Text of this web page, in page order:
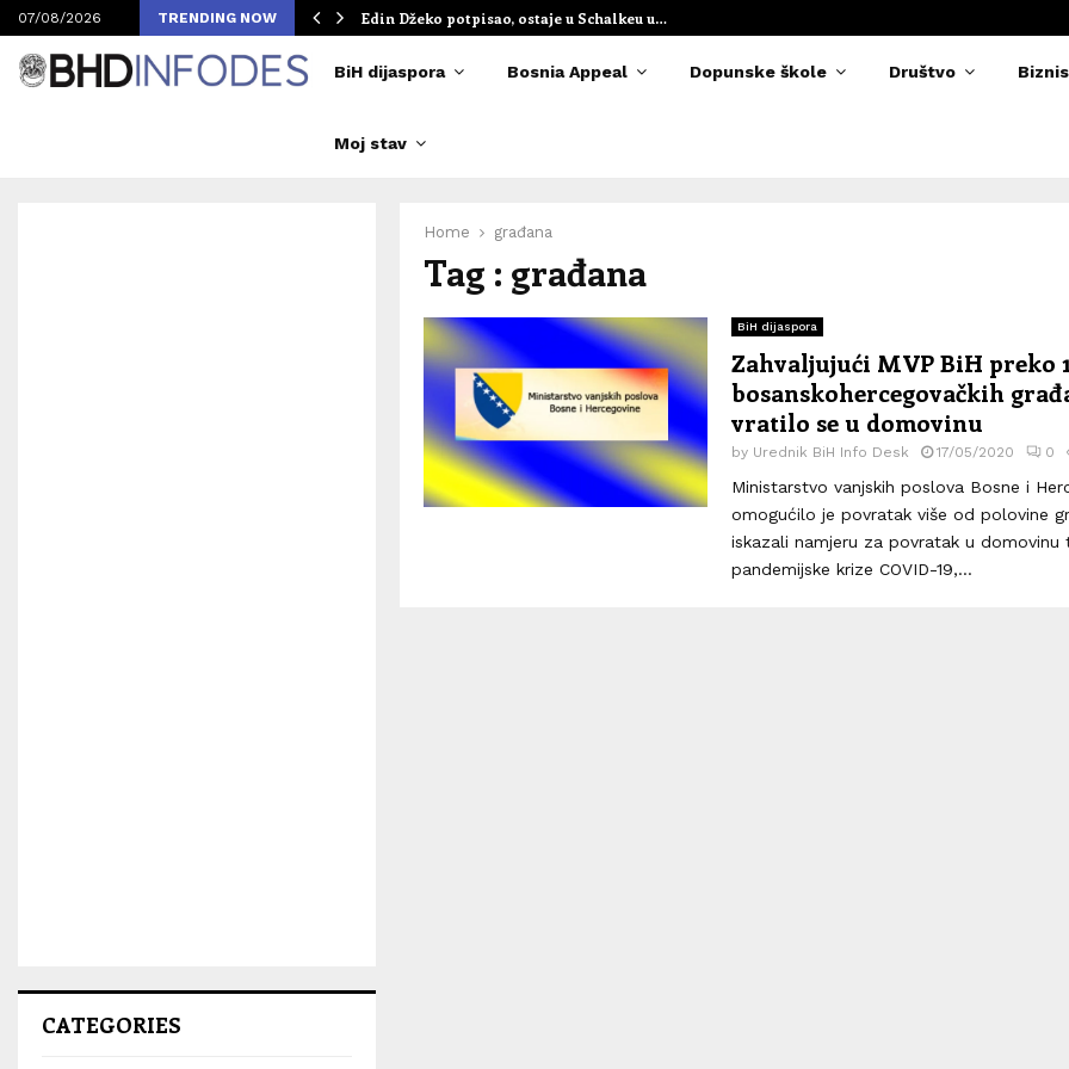
07/08/2026 TRENDING NOW
Merlinovih koncerata Edin Džeko potpisao, ostaje u Schalkeu u…
BiH dijaspora Bosnia Appeal Dopunske škole Društvo Biznis
Moj stav
Home građana
Tag : građana
BiH dijaspora
Zahvaljujući MVP BiH preko
bosanskohercegovačkih
vratilo se u domovinu
by Urednik BiH Info Desk 17/05/2020 0
Ministarstvo vanjskih poslova Bosne i
omogućilo je povratak više od polovine
iskazali namjeru za povratak u domovinu
pandemijske krize COVID-19,...
CATEGORIES